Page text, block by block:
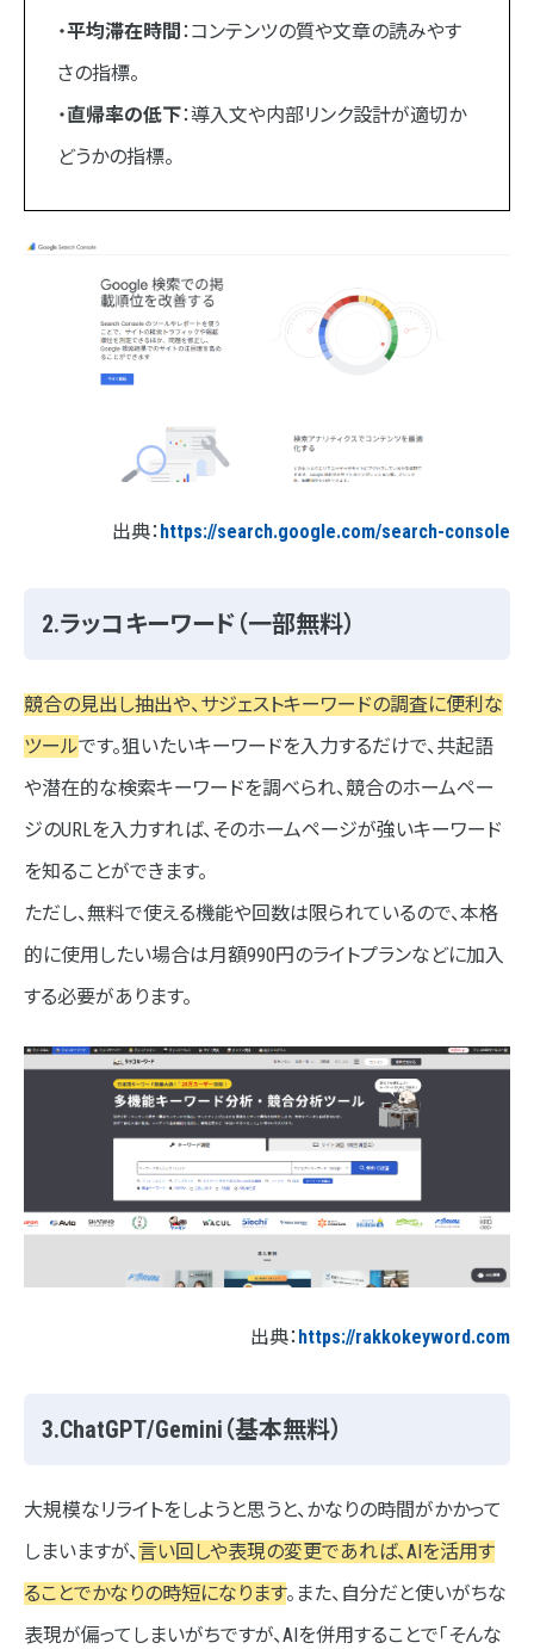
・平均滞在時間 ：コンテンツの質や文章の読みやす
さの指標。
・直帰率の低下：導入文や内部リンク設計が適切か
どうかの指標。
出典： https://search.google.com/search-console
2.ラッコキーワード（一部無料）
競合の見出し抽出や、サジェストキーワードの調査に便利な
ツールです。狙いたいキーワードを入力するだけで、共起語
や潜在的な検索キーワードを調べられ、競合のホームペー
ジのURLを入力すれば、そのホームページが強いキーワード
を知ることができます。
ただし、無料で使える機能や回数は限られているので、本格
的に使用したい場合は月額990円のライトプランなどに加入
する必要があります。
出典： https://rakkokeyword.com
3.ChatGPT/Gemini（基本無料）
大規模なリライトをしようと思うと、かなりの時間がかかって
しまいますが、言い回しや表現の変更であれば、AIを活用す
ることでかなりの時短になります。また、自分だと使いがちな
表現が偏ってしまいがちですが、AIを併用することで「そんな